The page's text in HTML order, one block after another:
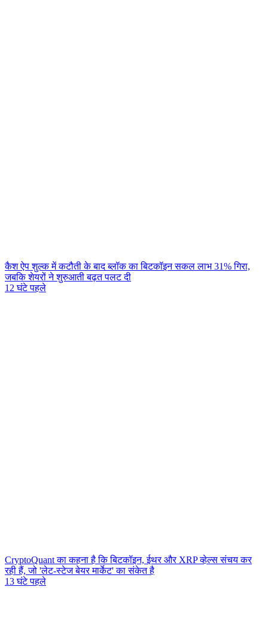
कैश ऐप शुल्क में कटौती के बाद ब्लॉक का बिटकॉइन सकल लाभ 31% गिरा,
जबकि शेयरों ने शुरुआती बढ़त पलट दी
12 घंटे पहले
CryptoQuant का कहना है कि बिटकॉइन, ईथर और XRP व्हेल्स संचय कर
रही हैं, जो 'लेट-स्टेज बेयर मार्केट' का संकेत है
13 घंटे पहले